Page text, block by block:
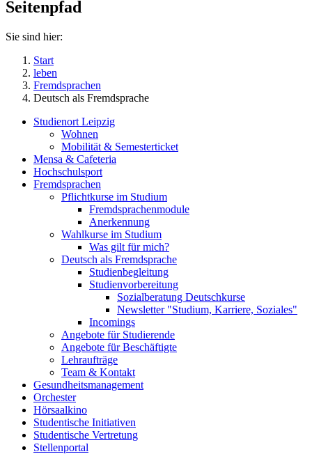
Seitenpfad
Sie sind hier:
Start
leben
Fremdsprachen
Deutsch als Fremdsprache
Studienort Leipzig
Wohnen
Mobilität & Semesterticket
Mensa & Cafeteria
Hochschulsport
Fremdsprachen
Pflichtkurse im Studium
Fremdsprachenmodule
Anerkennung
Wahlkurse im Studium
Was gilt für mich?
Deutsch als Fremdsprache
Studienbegleitung
Studienvorbereitung
Sozialberatung Deutschkurse
Newsletter "Studium, Karriere, Soziales"
Incomings
Angebote für Studierende
Angebote für Beschäftigte
Lehraufträge
Team & Kontakt
Gesundheitsmanagement
Orchester
Hörsaalkino
Studentische Initiativen
Studentische Vertretung
Stellenportal